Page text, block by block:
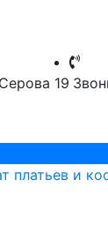
19
платьев и